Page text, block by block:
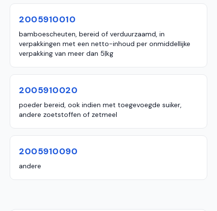
2005910010
bamboescheuten, bereid of verduurzaamd, in
verpakkingen met een netto-inhoud per onmiddellijke
verpakking van meer dan 5|kg
2005910020
poeder bereid, ook indien met toegevoegde suiker,
andere zoetstoffen of zetmeel
2005910090
andere